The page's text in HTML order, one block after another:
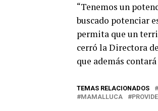
“Tenemos un
buscado potenciar
permita que un
cerró la Directora
que además
TEMAS RELACIONADOS
MAMALLUCA